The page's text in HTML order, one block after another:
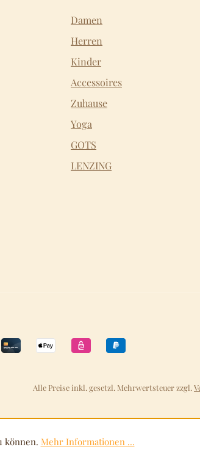
Damen
Herren
Kinder
Accessoires
Zuhause
Yoga
GOTS
LENZING
Alle Preise inkl. gesetzl. Mehrwertsteuer zzgl.
können. Mehr Informationen ...